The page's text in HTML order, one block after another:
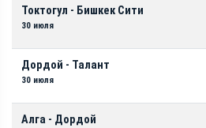
Токтогул - Бишкек Сити
30 июля
Дордой - Талант
30 июля
Алга - Дордой